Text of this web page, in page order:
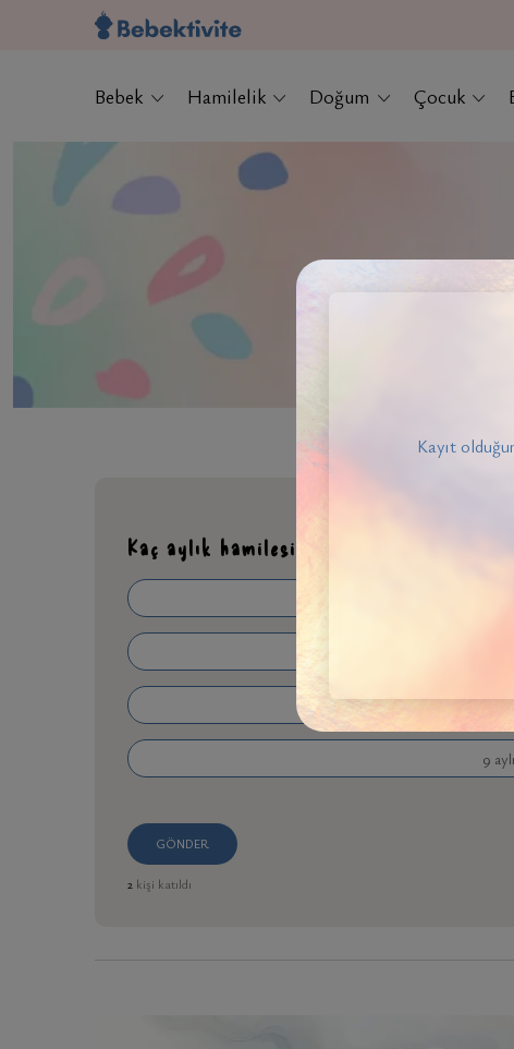
Bebek Hamilelik Doğum Çocuk
Kaç aylık hamilesiniz?
6-8
9
GÖNDER
2 kişi katıldı
Kayıt